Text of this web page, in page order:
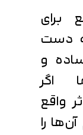
برای
دست
و
اگر
واقع
را